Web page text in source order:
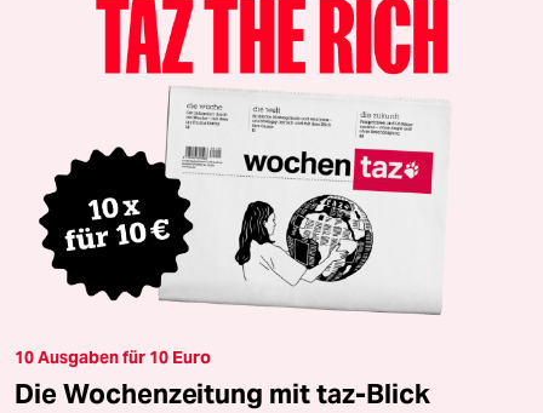
10 Ausgaben für 10 Euro
Die Wochenzeitung mit taz-Blick